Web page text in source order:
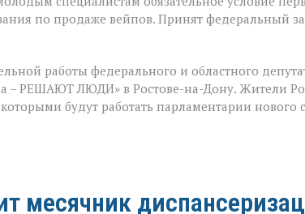
по продаже вейпов. Принят федеральный
работы федерального и областного
– РЕШАЮТ ЛЮДИ» в Ростове-на-Дону. Жители
будут работать парламентарии нового
месячник